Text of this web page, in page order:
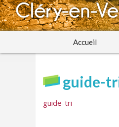
Accueil
guide-
guide-tri